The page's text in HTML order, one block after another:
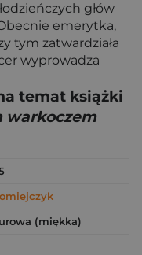
głów
emerytka,
tym zatwardziała
wyprowadza
temat książki
warkoczem
(miękka)